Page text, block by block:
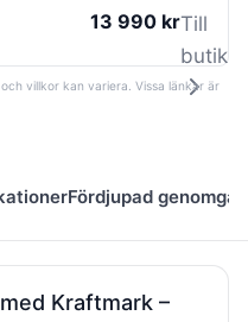
13 990 krTill
butik
villkor kan variera. Vissa länkar är
Fördjupad
Kraftmark –